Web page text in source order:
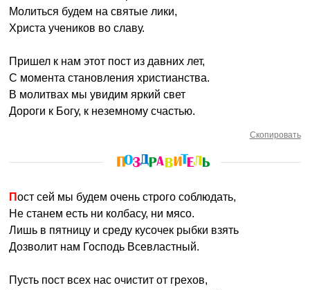
Молиться будем на святые лики,
Христа учеников во славу.
Пришел к нам этот пост из давних лет,
С момента становления христианства.
В молитвах мы увидим яркий свет
Дороги к Богу, к неземному счастью.
Скопировать
Пост сей мы будем очень строго соблюдать,
Не станем есть ни колбасу, ни мясо.
Лишь в пятницу и среду кусочек рыбки взять
Дозволит нам Господь Всевластный.
Пусть пост всех нас очистит от грехов,